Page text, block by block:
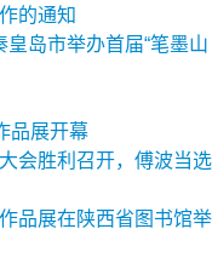
的通知
岛市举办首届“笔墨山
品展开幕
会胜利召开，傅波当选
品展在陕西省图书馆举